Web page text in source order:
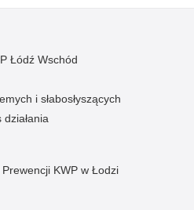
Łódź Wschód
i słabosłyszących
Prewencji KWP w Łodzi